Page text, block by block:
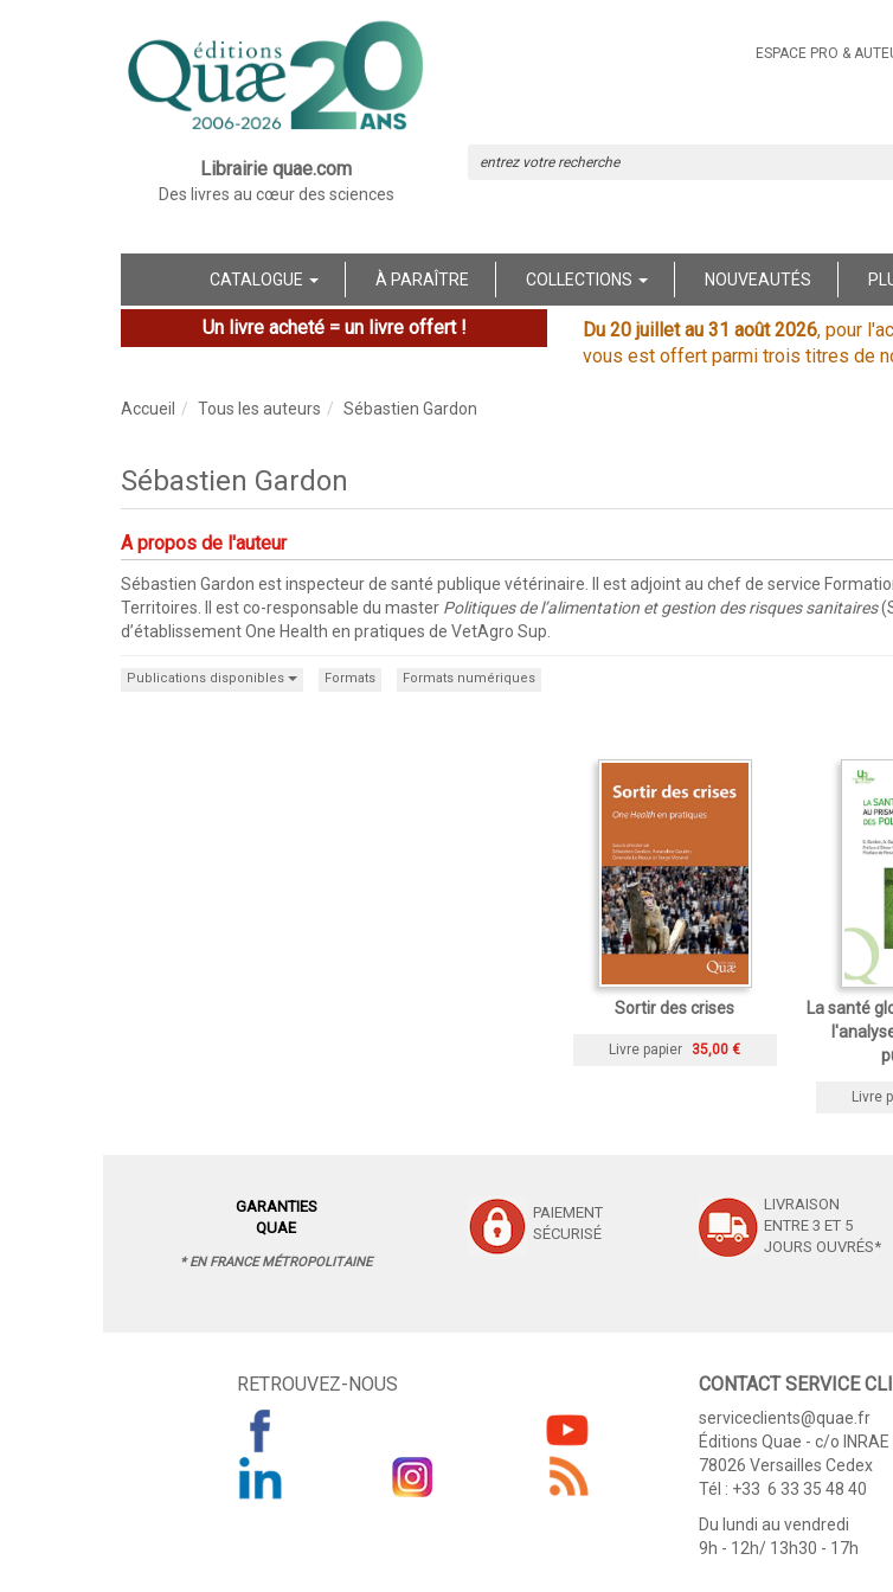
Librairie quae.com
Des livres au cœur des sciences
ESPACE PRO &
CATALOGUE À PARAÎTRE COLLECTIONS NOUVEAUTÉS
Un livre acheté = un livre offert ! Du 20 juillet au 31 août 2026, pour
vous est offert parmi trois titres de
Accueil Tous les auteurs Sébastien Gardon
Sébastien Gardon
A propos de l'auteur
Sébastien Gardon est inspecteur de santé publique vétérinaire. Il est adjoint au chef de service
Territoires. Il est co-responsable du master Politiques de l’alimentation et gestion des risques sanitaires
d’établissement One Health en pratiques de VetAgro Sup.
Publications disponibles Formats Formats numériques
Sortir des crises
Livre papier 35,00 €
La santé
Livre
GARANTIES
QUAE
* EN FRANCE MÉTROPOLITAINE
PAIEMENT
SÉCURISÉ
LIVRAISON
ENTRE 3 ET 5
JOURS OUVRÉS*
RETROUVEZ-NOUS CONTACT SERVICE
serviceclients@quae.fr
Éditions Quae - c/o INRAE
78026 Versailles Cedex
Tél : +33 6 33 35 48 40
Du lundi au vendredi
9h - 12h/ 13h30 - 17h